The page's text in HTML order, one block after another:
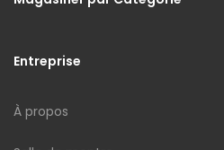
Entreprise
À propos